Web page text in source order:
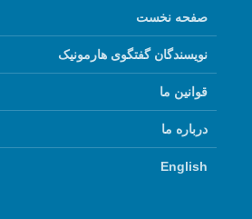
صفحه نخست
نویسندگان گفتگوی هارمونیک
قوانین ما
درباره ما
English